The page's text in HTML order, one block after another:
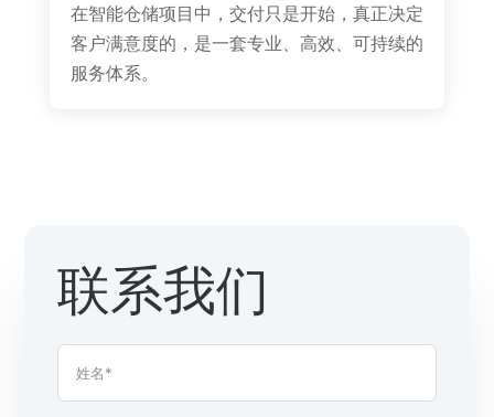
在智能仓储项目中，交付只是开始，真正决定
客户满意度的，是一套专业、高效、可持续的
服务体系。
联系我们